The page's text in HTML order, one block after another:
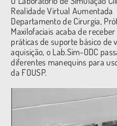
Realidade Virtual Aumentada
Departamento de Cirurgia,
Maxilofaciais acaba de
práticas de suporte básico de
aquisição, o Lab.Sim-ODC
diferentes manequins para
da FOUSP.